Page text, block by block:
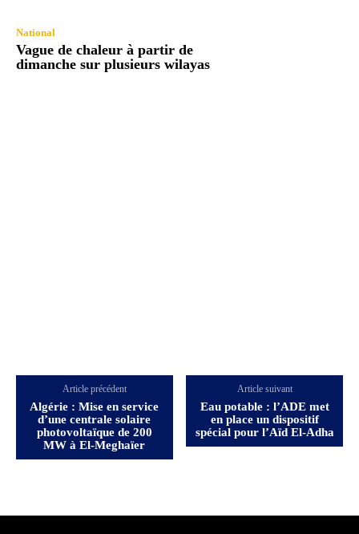
National
Vague de chaleur à partir de
dimanche sur plusieurs wilayas
Article précédent
Algérie : Mise en service
d’une centrale solaire
photovoltaïque de 200
MW à El-Meghaïer
Article suivant
Eau potable : l’ADE met
en place un dispositif
spécial pour l’Aïd El-Adha